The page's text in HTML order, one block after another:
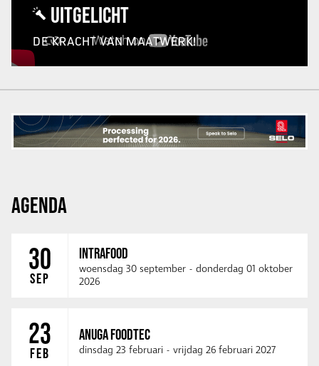
UITGELICHT
DE KRACHT VAN MAATWERK!
AGENDA
30
SEP
INTRAFOOD
woensdag 30 september - donderdag 01 oktober
2026
23
FEB
ANUGA FOODTEC
dinsdag 23 februari - vrijdag 26 februari 2027